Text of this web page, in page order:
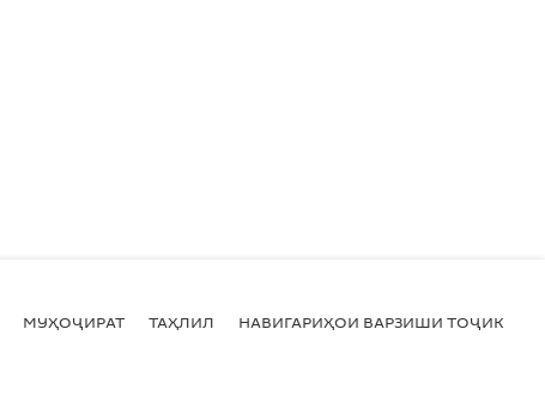
МУҲОҶИРАТ ТАҲЛИЛ НАВИГАРИҲОИ ВАРЗИШИ